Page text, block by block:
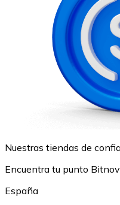
Nuestras tiendas de
Encuentra tu punto
España